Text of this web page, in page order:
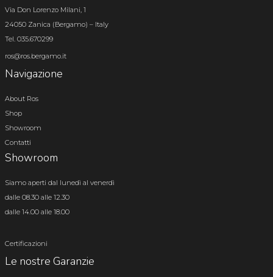
Via Don Lorenzo Milani, 1
24050 Zanica (Bergamo) – Italy
Tel. 035.670299
ros@ros.bergamo.it
Navigazione
About Ros
Shop
Showroom
Contatti
Showroom
Siamo aperti dal lunedì al venerdì
dalle 08.30 alle 12.30
dalle 14.00 alle 18.00
Certificazioni
Le nostre Garanzie